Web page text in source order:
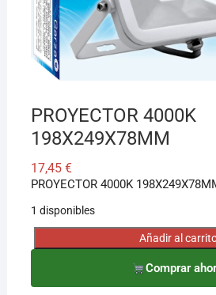
PROYECTOR 4000K
198X249X78MM
17,45 €
PROYECTOR 4000K
1 disponibles
PROYECTOR
198X249X78MM
Añadir al
Comprar
¡Hola! Soy el asesor virtual de
Cuéntame qué necesitas y te ayudo
aunque no sepas el nombre exacto